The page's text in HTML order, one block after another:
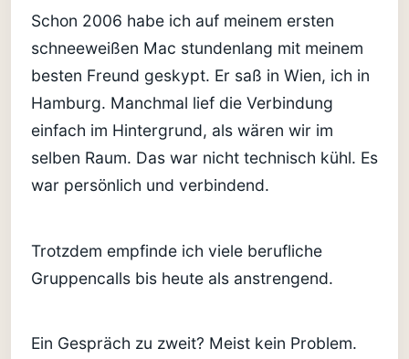
Schon 2006 habe ich auf meinem ersten
schneeweißen Mac stundenlang mit meinem
besten Freund geskypt. Er saß in Wien, ich in
Hamburg. Manchmal lief die Verbindung
einfach im Hintergrund, als wären wir im
selben Raum. Das war nicht technisch kühl. Es
war persönlich und verbindend.
Trotzdem empfinde ich viele berufliche
Gruppencalls bis heute als anstrengend.
Ein Gespräch zu zweit? Meist kein Problem.